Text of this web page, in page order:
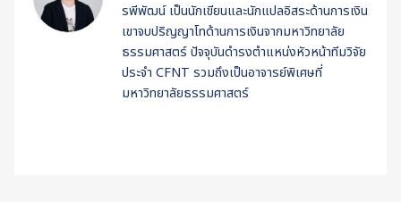
รพีพัฒน์ เป็นนักเขียนและนักแปลอิสระด้านการเงิน
เขาจบปริญญาโทด้านการเงินจากมหาวิทยาลัย
ธรรมศาสตร์ ปัจจุบันดำรงตำแหน่งหัวหน้าทีมวิจัย
ประจำ CFNT รวมถึงเป็นอาจารย์พิเศษที่
มหาวิทยาลัยธรรมศาสตร์